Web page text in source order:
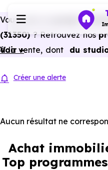
Investir
Actualités
Vous avez un
projet
(31350) ? Retrouvez nos
à la vente, dont
du
avantages du neuf :PTZ,
énergétiques, garanties
Voir +
Créer une alerte
Aucun résultat ne
Achat
Top